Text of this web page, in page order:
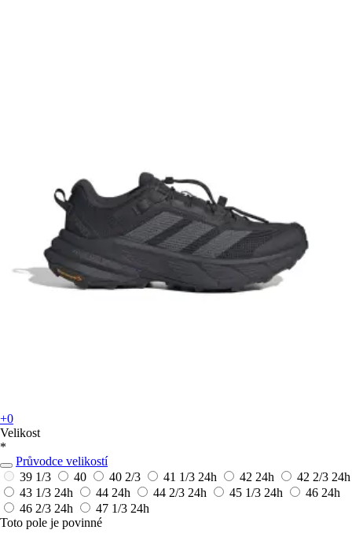
+0
Velikost
*
Průvodce velikostí
39 1/3
40 40 2/3 41 1/3 24h 42 24h 42 2/3 24h
43 1/3 24h 44 24h 44 2/3 24h 45 1/3 24h 46 24h
46 2/3 24h 47 1/3 24h
Toto pole je povinné